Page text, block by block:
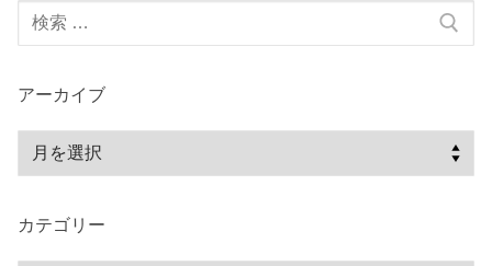
ー
シ
ョ
ン
検
索:
アーカイブ
イ
カテゴリー